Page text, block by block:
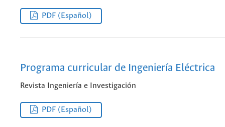
PDF (Español)
Programa curricular de Ingeniería Eléctrica
Revista Ingeniería e Investigación
PDF (Español)